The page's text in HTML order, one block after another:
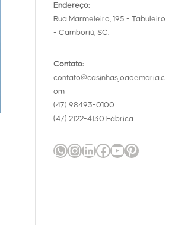
Endereço:
Rua Marmeleiro, 195 - Tabuleiro
- Camboriú, SC.
Contato:
contato@casinhasjoaoemaria.c
om
(47) 98493-0100
(47) 2122-4130 Fábrica
WhatsApp
Instagram
LinkedIn
Facebook
Youtube
Pinterest